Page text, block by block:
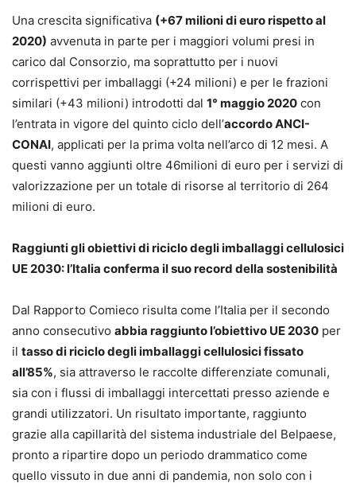
Una crescita significativa (+67 milioni di euro rispetto al
2020) avvenuta in parte per i maggiori volumi presi in
carico dal Consorzio, ma soprattutto per i nuovi
corrispettivi per imballaggi (+24 milioni) e per le frazioni
similari (+43 milioni) introdotti dal 1° maggio 2020 con
l’entrata in vigore del quinto ciclo dell’accordo ANCI-
CONAI, applicati per la prima volta nell’arco di 12 mesi. A
questi vanno aggiunti oltre 46milioni di euro per i servizi di
valorizzazione per un totale di risorse al territorio di 264
milioni di euro.
Raggiunti gli obiettivi di riciclo degli imballaggi cellulosici
UE 2030: l’Italia conferma il suo record della sostenibilità
Dal Rapporto Comieco risulta come l’Italia per il secondo
anno consecutivo abbia raggiunto l’obiettivo UE 2030 per
il tasso di riciclo degli imballaggi cellulosici fissato
all’85%, sia attraverso le raccolte differenziate comunali,
sia con i flussi di imballaggi intercettati presso aziende e
grandi utilizzatori. Un risultato importante, raggiunto
grazie alla capillarità del sistema industriale del Belpaese,
pronto a ripartire dopo un periodo drammatico come
quello vissuto in due anni di pandemia, non solo con i